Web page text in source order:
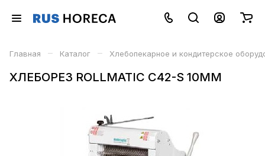
Главная – Каталог – Хлебопекарное и кондитерское
ХЛЕБОРЕЗ ROLLMATIC C42-S 10MM